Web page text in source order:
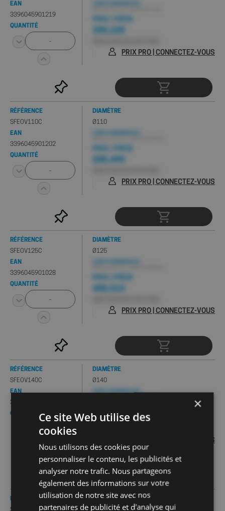
EAN
3396045901219
QUANTITÉ
290,10€
PRIX PRO | CONNECTEZ-VOUS
RÉFÉRENCE
SFEOV110C
EAN
3396045901202
QUANTITÉ
DIAMÈTRE
Ø110
330,49€
PRIX PRO | CONNECTEZ-VOUS
RÉFÉRENCE
SFEOV125C
EAN
3396045901028
QUANTITÉ
DIAMÈTRE
Ø125
PRIX / PIÈCE
400,51€
PRIX PRO | CONNECTEZ-VOUS
RÉFÉRENCE
SFEOV140C
EAN
3396045910914
QUANTITÉ
DIAMÈTRE
Ø140
CONDITIONNEMENT(S) :
413,09€
PRIX PRO | CONNECTEZ-VOUS
RÉFÉRENCE
DIAMÈTRE
×
Ce site Web utilise des
cookies
Nous utilisons des cookies pour
personnaliser le contenu, les publicités et
analyser notre trafic. Nous partageons
également des informations sur votre
utilisation de notre site avec nos
partenaires de publicité et d'analyse qui